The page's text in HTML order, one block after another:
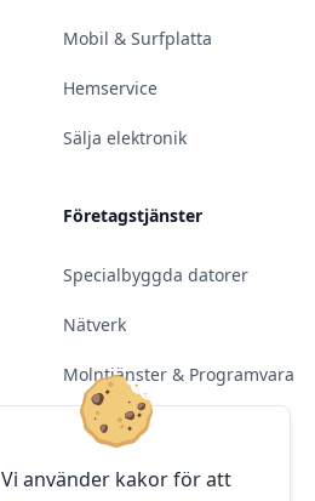
Vi använder kakor för att
Mobil & Surfplatta
Hemservice
Sälja elektronik
Företagstjänster
Specialbyggda datorer
Nätverk
Molntjänster & Programvara
Server & Backup
Kameraövervakning